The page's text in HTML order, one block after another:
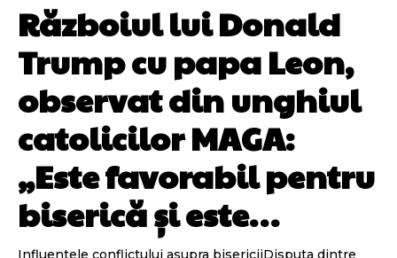
Războiul lui Donald
Trump cu papa Leon,
observat din unghiul
catolicilor MAGA:
„Este favorabil pentru
biserică și este…
Influentele conflictului asupra bisericiiDisputa dintre